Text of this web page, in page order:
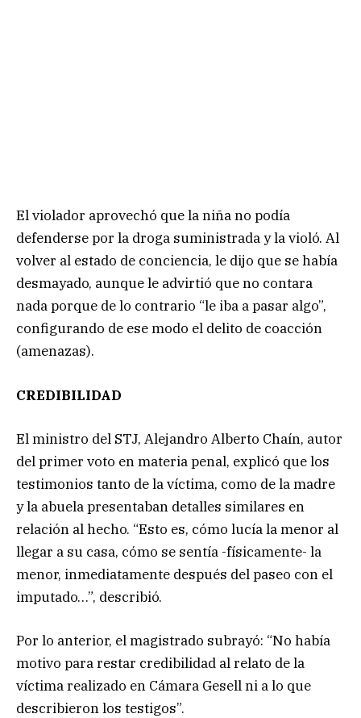
El violador aprovechó que la niña no podía
defenderse por la droga suministrada y la violó. Al
volver al estado de conciencia, le dijo que se había
desmayado, aunque le advirtió que no contara
nada porque de lo contrario “le iba a pasar algo”,
configurando de ese modo el delito de coacción
(amenazas).
CREDIBILIDAD
El ministro del STJ, Alejandro Alberto Chaín, autor
del primer voto en materia penal, explicó que los
testimonios tanto de la víctima, como de la madre
y la abuela presentaban detalles similares en
relación al hecho. “Esto es, cómo lucía la menor al
llegar a su casa, cómo se sentía -físicamente- la
menor, inmediatamente después del paseo con el
imputado…”, describió.
Por lo anterior, el magistrado subrayó: “No había
motivo para restar credibilidad al relato de la
víctima realizado en Cámara Gesell ni a lo que
describieron los testigos”.